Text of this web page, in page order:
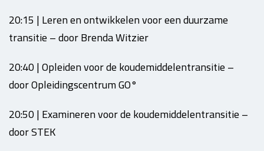
20:15 | Leren en ontwikkelen voor een duurzame
transitie – door Brenda Witzier
20:40 | Opleiden voor de koudemiddelentransitie –
door Opleidingscentrum GO°
20:50 | Examineren voor de koudemiddelentransitie –
door STEK